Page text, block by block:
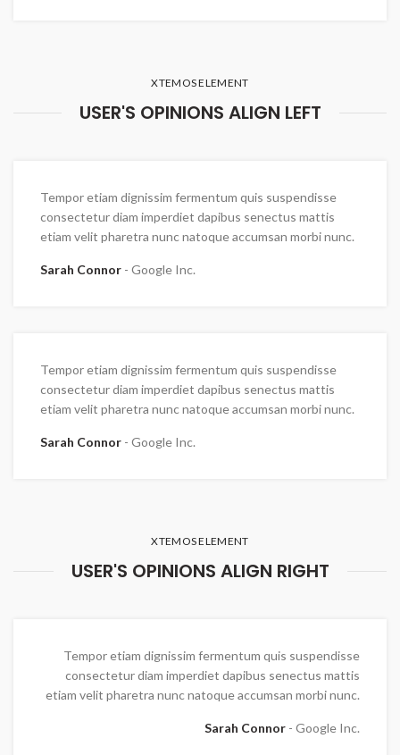
XTEMOS ELEMENT
USER'S OPINIONS ALIGN LEFT
Tempor etiam dignissim fermentum quis suspendisse
consectetur diam imperdiet dapibus senectus mattis
etiam velit pharetra nunc natoque accumsan morbi nunc.
Sarah Connor Google Inc.
Tempor etiam dignissim fermentum quis suspendisse
consectetur diam imperdiet dapibus senectus mattis
etiam velit pharetra nunc natoque accumsan morbi nunc.
Sarah Connor Google Inc.
XTEMOS ELEMENT
USER'S OPINIONS ALIGN RIGHT
Tempor etiam dignissim fermentum quis suspendisse
consectetur diam imperdiet dapibus senectus mattis
etiam velit pharetra nunc natoque accumsan morbi nunc.
Sarah Connor Google Inc.